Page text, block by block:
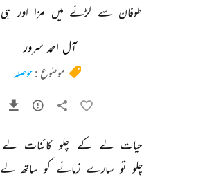
طوفان سے لڑنے میں مزا اور ہی
آل احمد سرور
موضوع :حوصلہ
حیات لے کے چلو کائنات لے
چلو تو سارے زمانے کو ساتھ لے